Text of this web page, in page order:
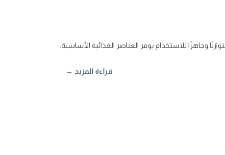
وجاهزًا للاستخدام يوفر العناصر الغذائية الأساسية.
قراءة المزيد →